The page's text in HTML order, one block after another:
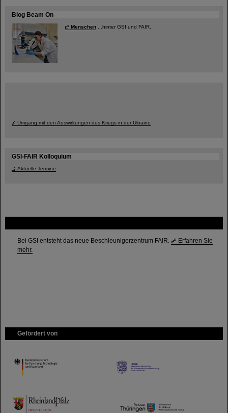
Bei GSI entsteht das neue Beschleunigerzentrum FAIR.
Erfahren Sie
mehr.
Gefördert von
HMWK
TMWWDG
Blog Beam On
Menschen ...hinter GSI und FAIR.
Umgang mit den Auswirkungen des Kriegs in der Ukraine
GSI-FAIR Kolloquium
Aktuelle Termine